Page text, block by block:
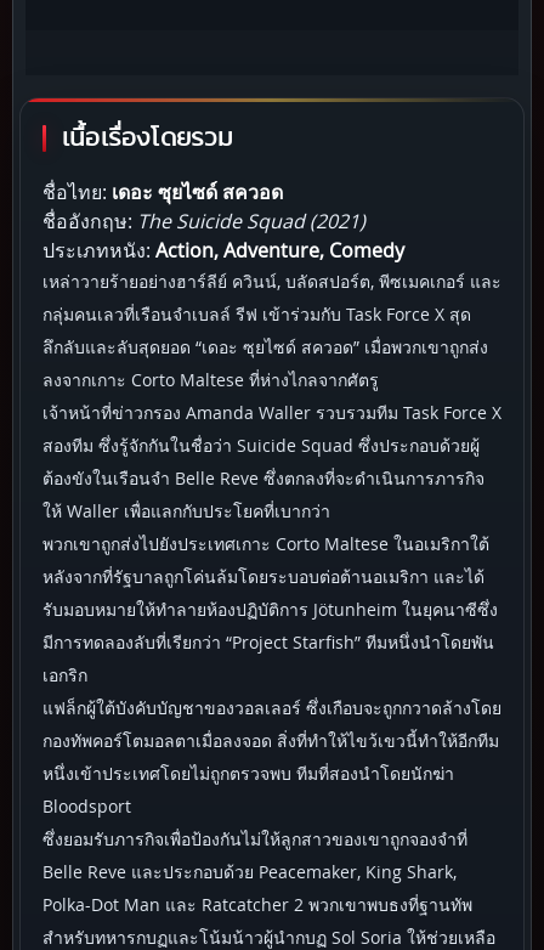
เนื้อเรื่องโดยรวม
ชื่อไทย: เดอะ ซุยไซด์ สควอด
ชื่ออังกฤษ: The Suicide Squad (2021)
ประเภทหนัง: Action, Adventure, Comedy
เหล่าวายร้ายอย่างฮาร์ลีย์ ควินน์, บลัดสปอร์ต, พีซเมคเกอร์ และ
กลุ่มคนเลวที่เรือนจำเบลล์ รีฟ เข้าร่วมกับ Task Force X สุด
ลึกลับและลับสุดยอด “เดอะ ซุยไซด์ สควอด” เมื่อพวกเขาถูกส่ง
ลงจากเกาะ Corto Maltese ที่ห่างไกลจากศัตรู
เจ้าหน้าที่ข่าวกรอง Amanda Waller รวบรวมทีม Task Force X
สองทีม ซึ่งรู้จักกันในชื่อว่า Suicide Squad ซึ่งประกอบด้วยผู้
ต้องขังในเรือนจำ Belle Reve ซึ่งตกลงที่จะดำเนินการภารกิจ
ให้ Waller เพื่อแลกกับประโยคที่เบากว่า
พวกเขาถูกส่งไปยังประเทศเกาะ Corto Maltese ในอเมริกาใต้
หลังจากที่รัฐบาลถูกโค่นล้มโดยระบอบต่อต้านอเมริกา และได้
รับมอบหมายให้ทำลายห้องปฏิบัติการ Jötunheim ในยุคนาซีซึ่ง
มีการทดลองลับที่เรียกว่า “Project Starfish” ทีมหนึ่งนำโดยพัน
เอกริก
แฟล็กผู้ใต้บังคับบัญชาของวอลเลอร์ ซึ่งเกือบจะถูกกวาดล้างโดย
กองทัพคอร์โตมอลตาเมื่อลงจอด สิ่งที่ทำให้ไขว้เขวนี้ทำให้อีกทีม
หนึ่งเข้าประเทศโดยไม่ถูกตรวจพบ ทีมที่สองนำโดยนักฆ่า
Bloodsport
ซึ่งยอมรับภารกิจเพื่อป้องกันไม่ให้ลูกสาวของเขาถูกจองจำที่
Belle Reve และประกอบด้วย Peacemaker, King Shark,
Polka-Dot Man และ Ratcatcher 2 พวกเขาพบธงที่ฐานทัพ
สำหรับทหารกบฏและโน้มน้าวผู้นำกบฏ Sol Soria ให้ช่วยเหลือ